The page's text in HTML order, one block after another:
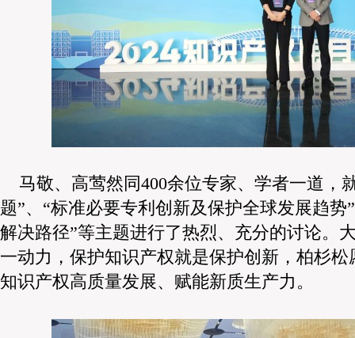
马敬、高莺然同400余位专家、学者一道，
题”、“标准必要专利创新及保护全球发展趋
解决路径”等主题进行了热烈、充分的讨论。
一动力，保护知识产权就是保护创新，柏杉
知识产权高质量发展、赋能新质生产力。